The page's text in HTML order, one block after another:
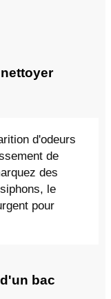
d'odeurs
de
des
le
pour
bac